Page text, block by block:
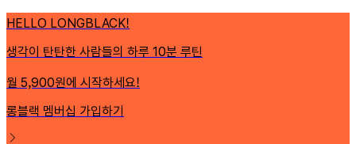
HELLO LONGBLACK!
생각이 탄탄한 사람들의 하루 10분 루틴
월 5,900원에 시작하세요!
롱블랙 멤버십 가입하기